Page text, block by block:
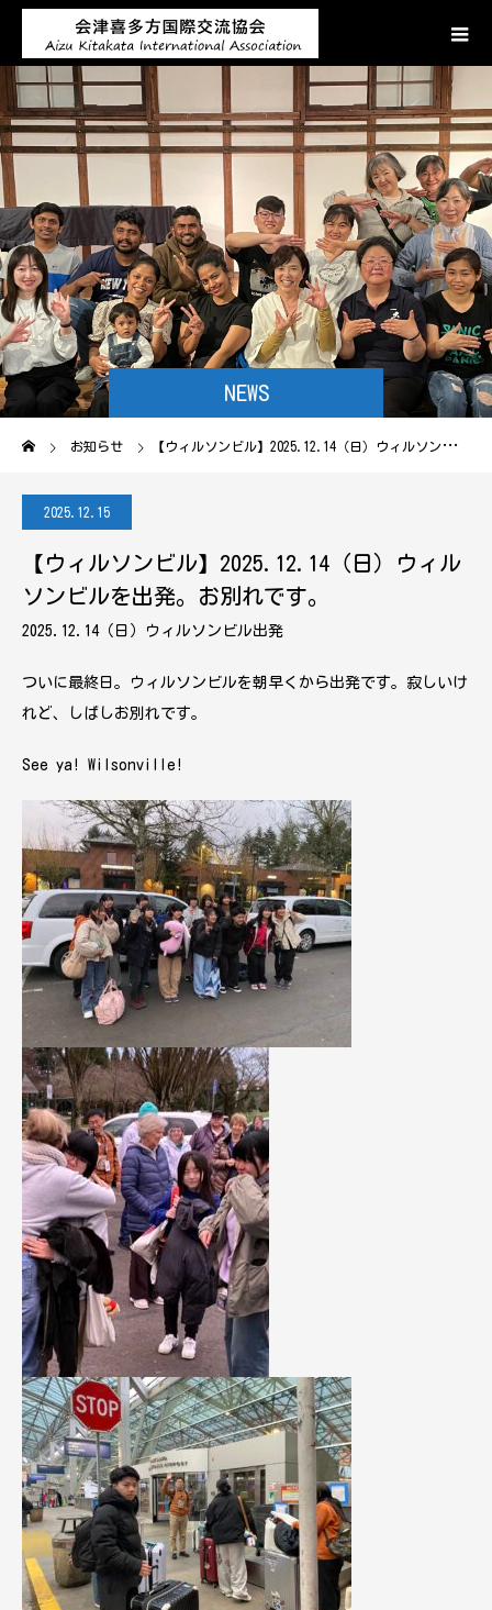
NEWS
お知らせ 【ウィルソンビル】2025.12.14（日）ウィルソンビルを出発。お別れです。
2025.12.15
【ウィルソンビル】2025.12.14（日）ウィル
ソンビルを出発。お別れです。
2025.12.14（日）ウィルソンビル出発
ついに最終日。ウィルソンビルを朝早くから出発です。寂しいけ
れど、しばしお別れです。
See ya! Wilsonville!